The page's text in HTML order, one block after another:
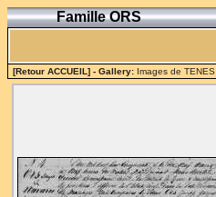
Famille ORS
[Retour ACCUEIL] - Gallery: Images de TENES